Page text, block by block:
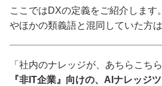
ここではDXの定義をご紹介します
やほかの類義語と混同していた方は
「社内のナレッジが、あちらこち
『非IT企業』向けの、AIナレッジ